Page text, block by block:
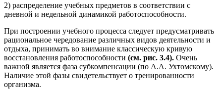
2) распределение учебных предметов в соответствии с
дневной и недельной динамикой работоспособности.
При построении учебного процесса следует предусматривать
рациональное чередование различных видов деятельности и
отдыха, принимать во внимание классическую кривую
восстановления работоспособности (см. рис. 3.4). Очень
важной является фаза субкомпенсации (по А.А. Ухтомскому).
Наличие этой фазы свидетельствует о тренированности
организма.